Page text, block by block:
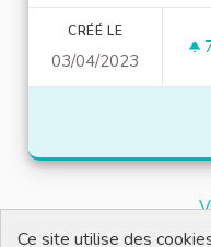
CRÉÉ LE
03/04/2023
Ce site utilise des